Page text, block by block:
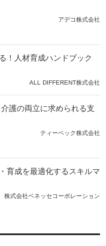
アデコ株式会社
！人材育成ハンドブック
ALL DIFFERENT株式会社
護の両立に求められる支
ティーペック株式会社
育成を最適化するスキルマ
株式会社ベネッセコーポレーション